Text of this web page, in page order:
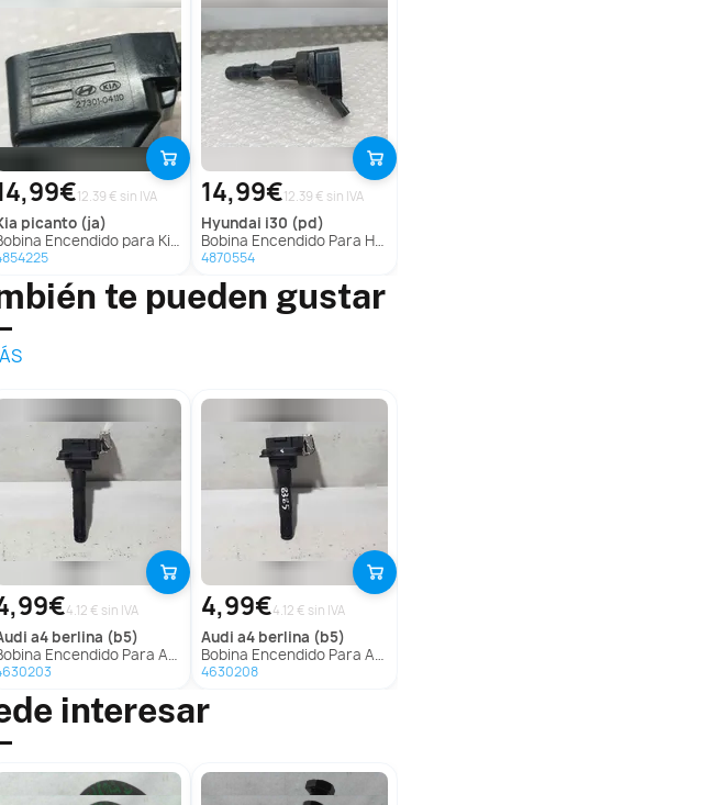
12.39 € sin IVA
kia picanto (ja)
Bobina Encendido para Kia Picanto (Ja)
14,99€12.39 € sin IVA
hyundai i30 (pd)
Bobina Encendido Para Hyundai I30
4870554
te pueden gustar
4.12 € sin IVA
audi a4 berlina (b5)
Bobina Encendido Para Audi A4 Berlina
4,99€4.12 € sin IVA
audi a4 berlina (b5)
Bobina Encendido Para Audi A4 Berlina
4630208
interesar